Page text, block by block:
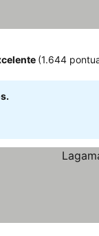
(1.644